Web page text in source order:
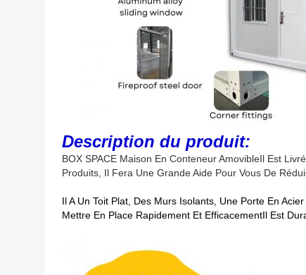
Description du produit:
BOX SPACE Maison En Conteneur AmovibleIl Est
Produits, Il Fera Une Grande Aide Pour Vous De
Il A Un Toit Plat, Des Murs Isolants, Une Porte En
Mettre En Place Rapidement Et EfficacementIl Est